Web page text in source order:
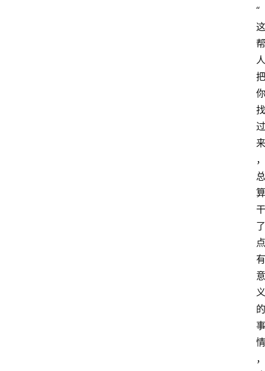
“
这
帮
人
把
你
找
过
来
，
总
算
干
了
点
有
意
义
的
事
情
，